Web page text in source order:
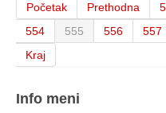
Početak
Prethodna
554
555 556 557
Kraj
Info meni